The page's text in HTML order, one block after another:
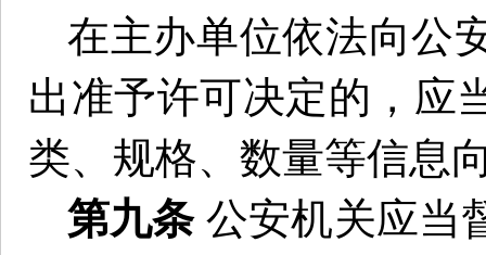
在主办单位依法向公
出准予许可决定的，应
类、规格、数量等信息
第九条 公安机关应当